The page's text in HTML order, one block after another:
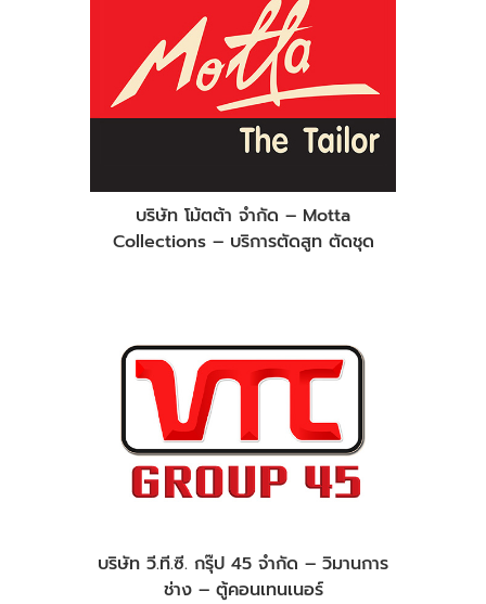
บริษัท โม้ตต้า จำกัด – Motta
Collections – บริการตัดสูท ตัดชุด
บริษัท วี.ที.ซี. กรุ๊ป 45 จำกัด – วิมานการ
ช่าง – ตู้คอนเทนเนอร์